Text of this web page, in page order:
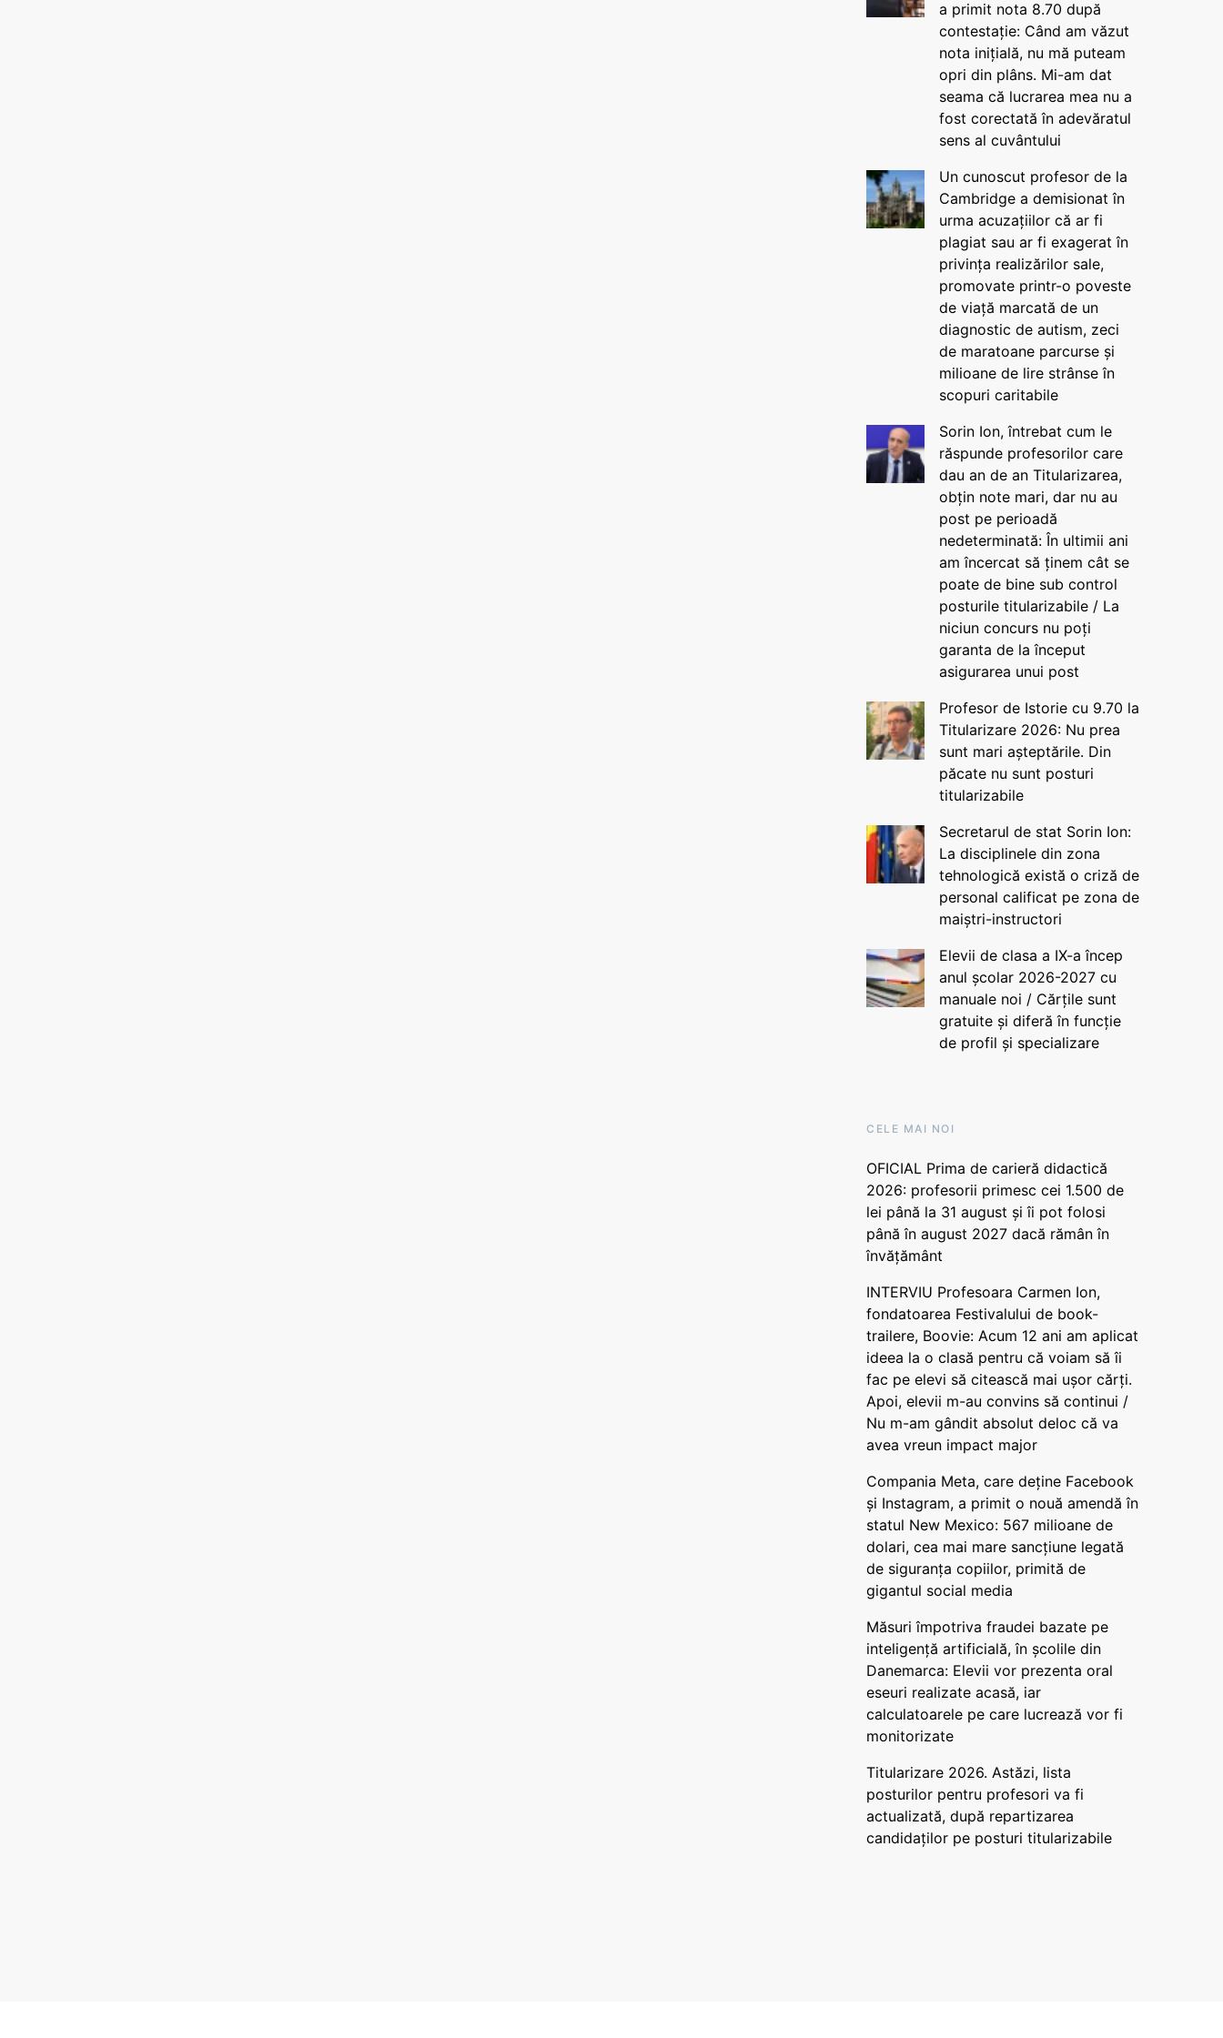
a primit nota 8.70 după
contestație: Când am văzut
nota inițială, nu mă puteam
opri din plâns. Mi-am dat
seama că lucrarea mea nu a
fost corectată în adevăratul
sens al cuvântului
Un cunoscut profesor de la
Cambridge a demisionat în
urma acuzațiilor că ar fi
plagiat sau ar fi exagerat în
privința realizărilor sale,
promovate printr-o poveste
de viață marcată de un
diagnostic de autism, zeci
de maratoane parcurse și
milioane de lire strânse în
scopuri caritabile
Sorin Ion, întrebat cum le
răspunde profesorilor care
dau an de an Titularizarea,
obțin note mari, dar nu au
post pe perioadă
nedeterminată: În ultimii ani
am încercat să ținem cât se
poate de bine sub control
posturile titularizabile / La
niciun concurs nu poți
garanta de la început
asigurarea unui post
Profesor de Istorie cu 9.70 la
Titularizare 2026: Nu prea
sunt mari așteptările. Din
păcate nu sunt posturi
titularizabile
Secretarul de stat Sorin Ion:
La disciplinele din zona
tehnologică există o criză de
personal calificat pe zona de
maiștri-instructori
Elevii de clasa a IX-a încep
anul școlar 2026-2027 cu
manuale noi / Cărțile sunt
gratuite și diferă în funcție
de profil și specializare
CELE MAI NOI
OFICIAL Prima de carieră didactică
2026: profesorii primesc cei 1.500 de
lei până la 31 august și îi pot folosi
până în august 2027 dacă rămân în
învățământ
INTERVIU Profesoara Carmen Ion,
fondatoarea Festivalului de book-
trailere, Boovie: Acum 12 ani am aplicat
ideea la o clasă pentru că voiam să îi
fac pe elevi să citească mai ușor cărți.
Apoi, elevii m-au convins să continui /
Nu m-am gândit absolut deloc că va
avea vreun impact major
Compania Meta, care deține Facebook
și Instagram, a primit o nouă amendă în
statul New Mexico: 567 milioane de
dolari, cea mai mare sancțiune legată
de siguranța copiilor, primită de
gigantul social media
Măsuri împotriva fraudei bazate pe
inteligență artificială, în școlile din
Danemarca: Elevii vor prezenta oral
eseuri realizate acasă, iar
calculatoarele pe care lucrează vor fi
monitorizate
Titularizare 2026. Astăzi, lista
posturilor pentru profesori va fi
actualizată, după repartizarea
candidaților pe posturi titularizabile